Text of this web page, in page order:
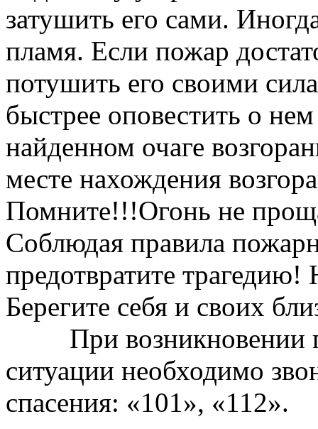
затушить его сами.
пламя. Если пожар
потушить его своими
быстрее оповестить о
найденном очаге
месте нахождения
Помните!!!Огонь не
Соблюдая правила
предотвратите
Берегите себя и своих
При возникновении
ситуации необходимо
спасения: «101», «112».